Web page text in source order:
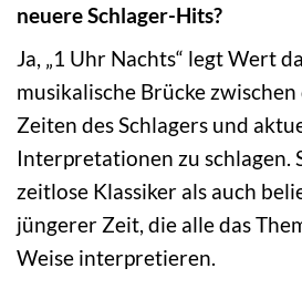
neuere Schlager-Hits?
Ja, „1 Uhr Nachts“ legt Wert
musikalische Brücke
Zeiten des Schlagers und
Interpretationen zu schlagen.
zeitlose Klassiker als auch
jüngerer Zeit, die alle das
Weise interpretieren.